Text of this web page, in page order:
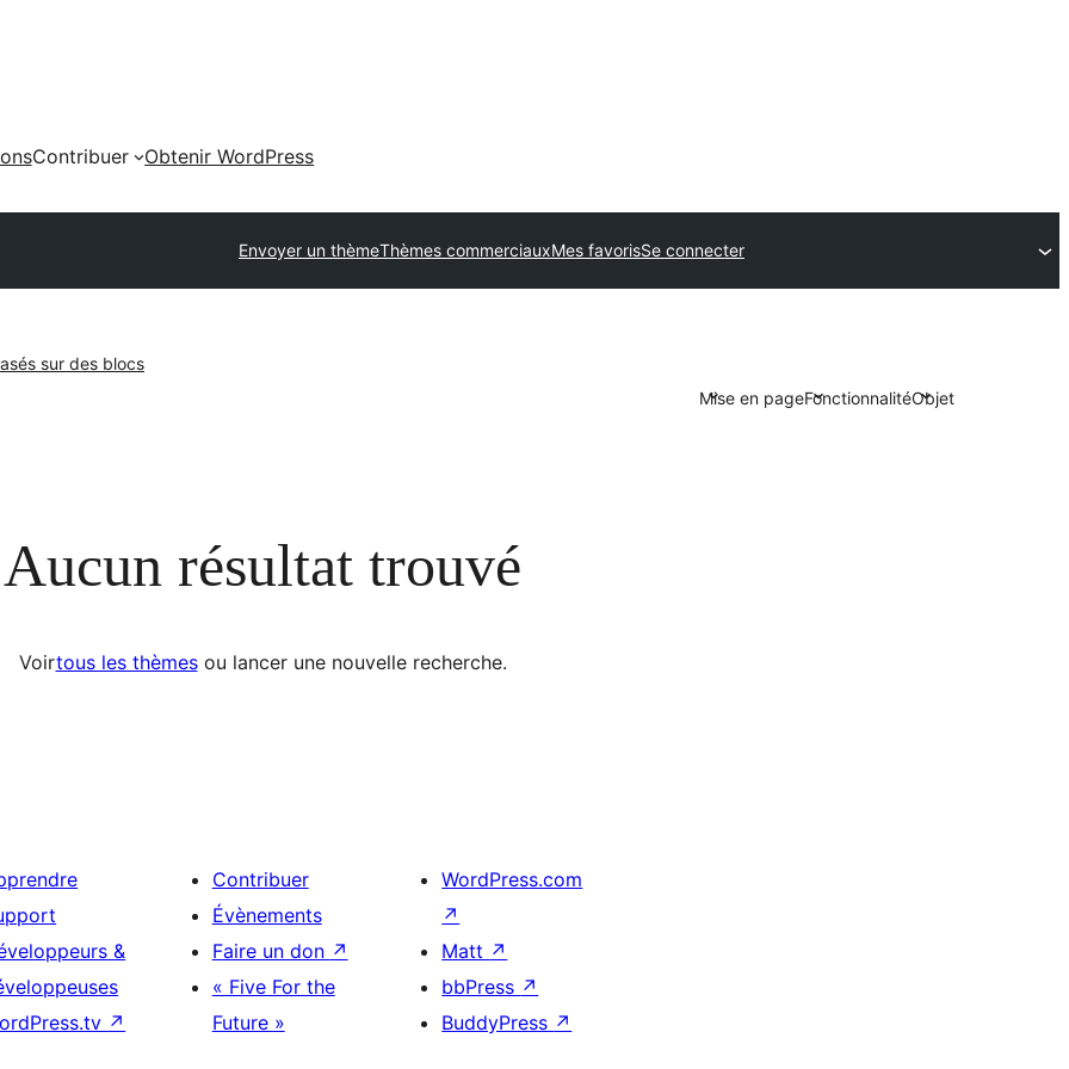
Contribuer
Obtenir WordPress
Envoyer un thèmeThèmes commerciauxMes favorisSe connecter
sur des blocs
Mise en pageFonctionnalitéObjet
Aucun résultat trouvé
Voirtous les thèmesou lancer une nouvelle recherche.
&
↗
Contribuer
Évènements
Faire un don ↗
« Five For the
Future »
WordPress.com
↗
Matt ↗
bbPress ↗
BuddyPress ↗